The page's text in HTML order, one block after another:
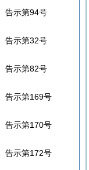
告示第94号
告示第32号
告示第82号
告示第169号
告示第170号
告示第172号